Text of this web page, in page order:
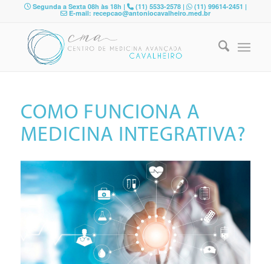
Segunda a Sexta 08h às 18h | (11) 5533-2578 | (11) 99614-2451 |
E-mail: recepcao@antoniocavalheiro.med.br
COMO FUNCIONA A
MEDICINA INTEGRATIVA?